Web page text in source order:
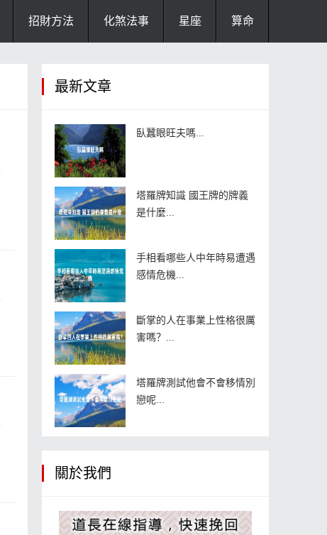
招財方法 化煞法事 星座 算命
最新文章
臥蠶眼旺夫嗎...
塔羅牌知識 國王牌的牌義
是什麼...
手相看哪些人中年時易遭遇
感情危機...
斷掌的人在事業上性格很厲
害嗎？...
塔羅牌測試他會不會移情別
戀呢...
關於我們